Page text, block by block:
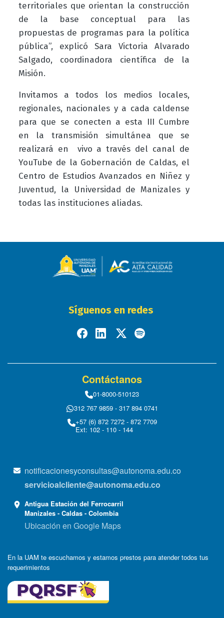
territoriales que orientan la construcción
de la base conceptual para las
propuestas de programas para la política
pública”, explicó Sara Victoria Alvarado
Salgado, coordinadora científica de la
Misión.
Invitamos a todos los medios locales,
regionales, nacionales y a cada caldense
para que se conecten a esta III Cumbre
en la transmisión simultánea que se
realizará en vivo a través del canal de
YouTube de la Gobernación de Caldas, el
Centro de Estudios Avanzados en Niñez y
Juventud, la Universidad de Manizales y
todas las instituciones aliadas.
Síguenos en redes
Contáctanos
01-8000-510123
312 767 9859 - 317 894 0741
+57 (6) 872 7272 - 872 7709
Ext: 102 - 110 - 144
notificacionesyconsultas@autonoma.edu.co
servicioalcliente@autonoma.edu.co
Antigua Estación del Ferrocarril
Manizales - Caldas - Colombia
Ubicación en Google Maps
En la UAM te escuchamos y estamos prestos para atender todos tus
requerimientos